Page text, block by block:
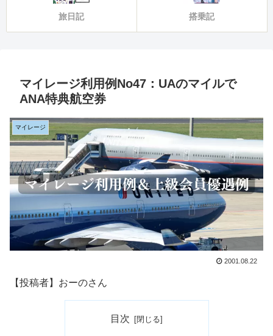
旅日記 搭乗記
マイレージ利用例No47：UAのマイルで
ANA特典航空券
マイレージ
2001.08.22
【投稿者】おーのさん
目次